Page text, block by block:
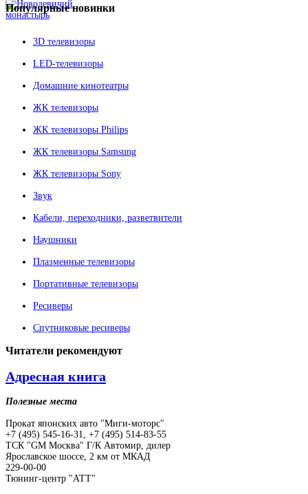
Популярныеновинки
3D телевизоры
LED-телевизоры
Домашние кинотеатры
ЖК телевизоры
ЖК телевизоры Philips
ЖК телевизоры Samsung
ЖК телевизоры Sony
Звук
Кабели, переходники, разветвители
Наушники
Плазменные телевизоры
Портативные телевизоры
Ресиверы
Спутниковые ресиверы
Читатели рекомендуют
Адресная книга
Полезные места
Прокат японских авто "Миги-моторс"
+7 (495) 545-16-31, +7 (495) 514-83-55
ТСК "GM Москва" Г/К Автомир, дилер
Ярославское шоссе, 2 км от МКАД
229-00-00
Тюнинг-центр "АТТ"